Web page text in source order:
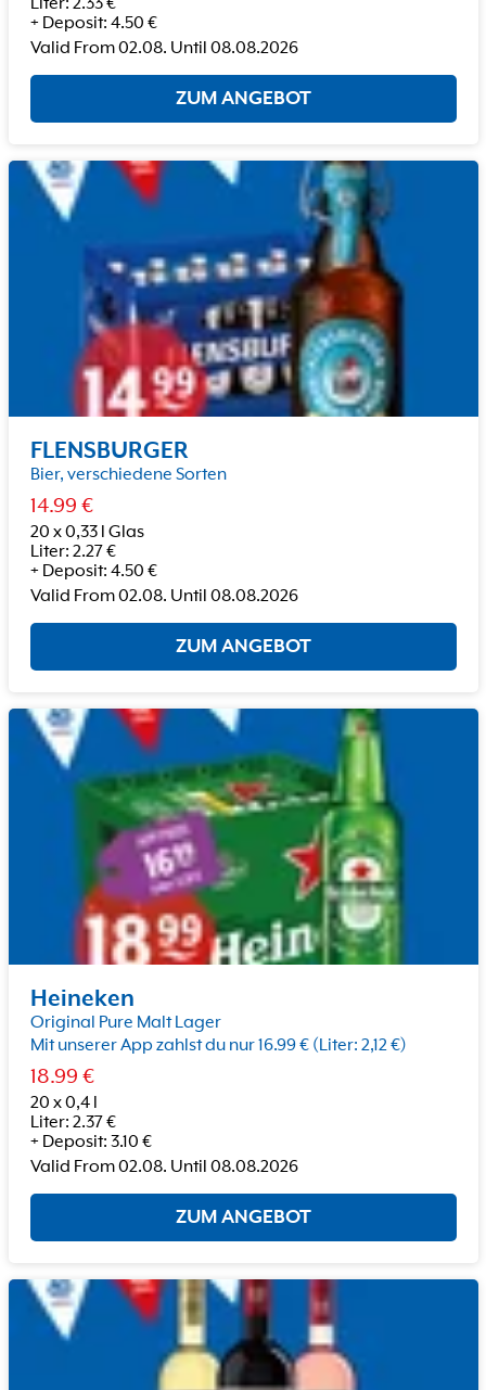
Liter: 2.33€
+ Deposit: 4.50 €
Valid From02.08. Until 08.08.2026
ZUM ANGEBOT
FLENSBURGER
Bier, verschiedene Sorten
14.99 €
20 x 0,33 l Glas
Liter: 2.27€
+ Deposit: 4.50 €
Valid From02.08. Until 08.08.2026
ZUM ANGEBOT
Heineken
Original Pure Malt Lager
Mit unserer App zahlst du nur 16.99 € (Liter: 2,12 €)
18.99 €
20 x 0,4 l
Liter: 2.37€
+ Deposit: 3.10 €
Valid From02.08. Until 08.08.2026
ZUM ANGEBOT